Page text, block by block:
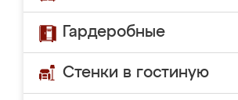
Гардеробные
Стенки в гостиную